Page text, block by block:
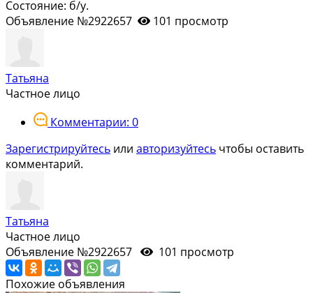
Состояние: б/у.
Объявление №2922657
101 просмотр
Татьяна
Частное лицо
Комментарии: 0
Зарегистрируйтесь или авторизуйтесь чтобы оставить
комментарий.
Татьяна
Частное лицо
Объявление №2922657
101 просмотр
Похожие объявления